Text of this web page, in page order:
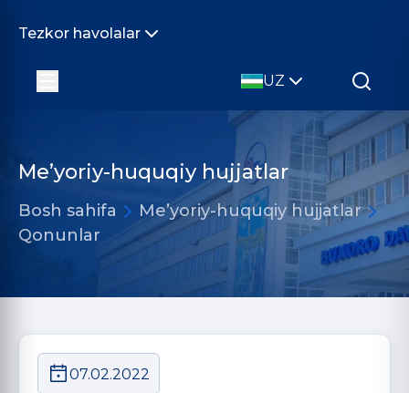
Tezkor havolalar
UZ
Me’yoriy-huquqiy hujjatlar
Bosh sahifa
Me’yoriy-huquqiy hujjatlar
Qonunlar
07.02.2022